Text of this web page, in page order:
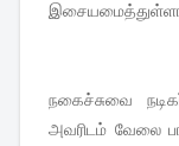
நகைச்சுவை
அவரிடம் வேலை